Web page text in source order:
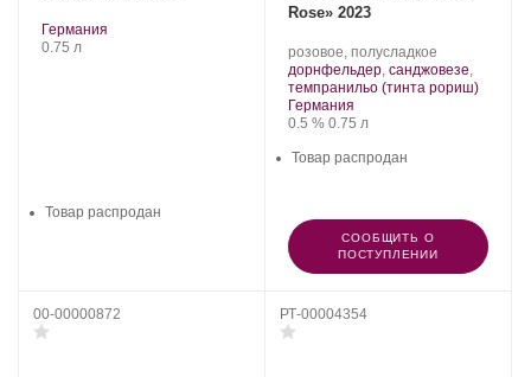
.Регион:
Германия
Объем
0.75 л
Товар распродан
Rose» 2023
Производитель:
Peter
Mertes.
розовое, полусладкое
Сорт
винограда:
дорнфельдер, санджовезе,
темпранильо (тинта рориш).
Регион:
Германия
Крепость
0.5 %. Объем
0.75 л
Товар распродан
СООБЩИТЬ О
ПОСТУПЛЕНИИ
00-00000872 РТ-00004354